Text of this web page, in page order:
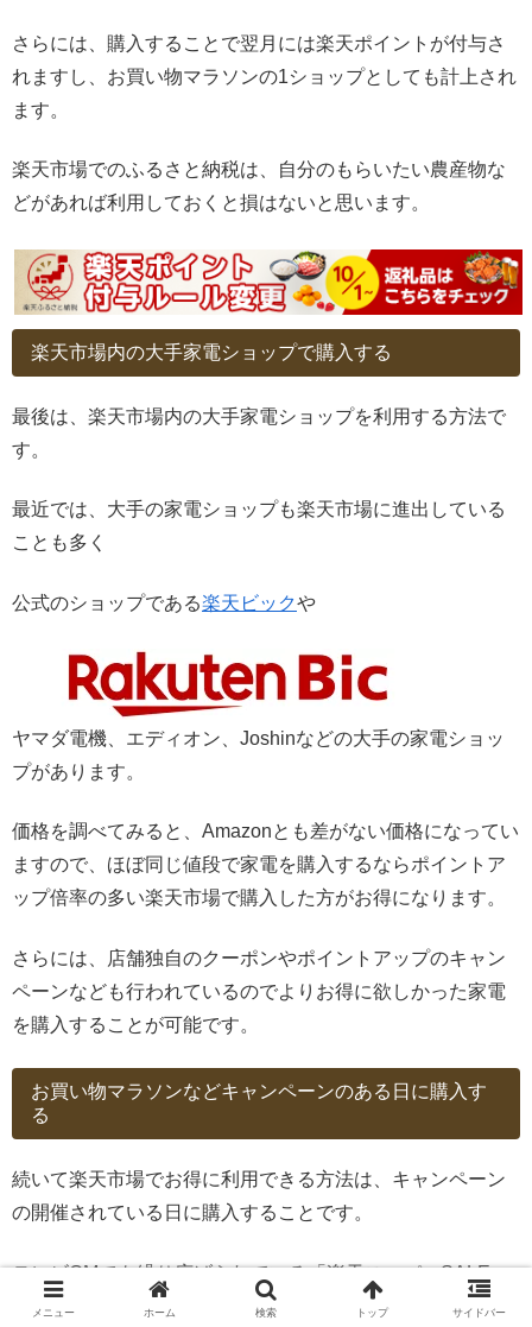
さらには、購入することで翌月には楽天ポイントが付与さ
れますし、お買い物マラソンの1ショップとしても計上され
ます。
楽天市場でのふるさと納税は、自分のもらいたい農産物な
どがあれば利用しておくと損はないと思います。
楽天市場内の大手家電ショップで購入する
最後は、楽天市場内の大手家電ショップを利用する方法で
す。
最近では、大手の家電ショップも楽天市場に進出している
ことも多く
公式のショップである楽天ビックや
ヤマダ電機、エディオン、Joshinなどの大手の家電ショッ
プがあります。
価格を調べてみると、Amazonとも差がない価格になってい
ますので、ほぼ同じ値段で家電を購入するならポイントア
ップ倍率の多い楽天市場で購入した方がお得になります。
さらには、店舗独自のクーポンやポイントアップのキャン
ペーンなども行われているのでよりお得に欲しかった家電
を購入することが可能です。
お買い物マラソンなどキャンペーンのある日に購入す
る
続いて楽天市場でお得に利用できる方法は、キャンペーン
の開催されている日に購入することです。
テレビCMでも繰り広げられている「楽天スーパーSALE」
や「お買い物マラソン」など楽天市場では定期的に開催さ
メニュー ホーム 検索 トップ サイドバー